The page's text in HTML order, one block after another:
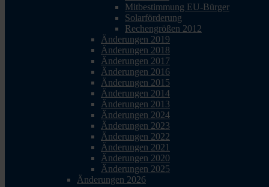
Mitbestimmung EU-Bürger
Solarförderung
Rechengrößen 2012
Änderungen 2019
Änderungen 2018
Änderungen 2017
Änderungen 2016
Änderungen 2015
Änderungen 2014
Änderungen 2013
Änderungen 2024
Änderungen 2023
Änderungen 2022
Änderungen 2021
Änderungen 2020
Änderungen 2025
Änderungen 2026